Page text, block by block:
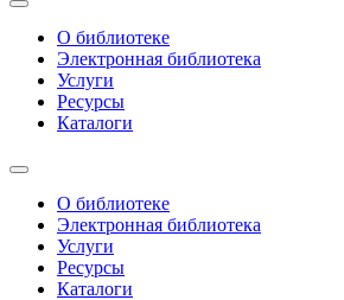
О библиотеке
Электронная библиотека
Услуги
Ресурсы
Каталоги
О библиотеке
Электронная библиотека
Услуги
Ресурсы
Каталоги